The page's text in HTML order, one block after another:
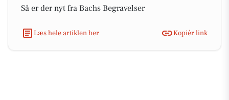
Så er der nyt fra Bachs Begravelser
Læs hele artiklen her Kopiér link